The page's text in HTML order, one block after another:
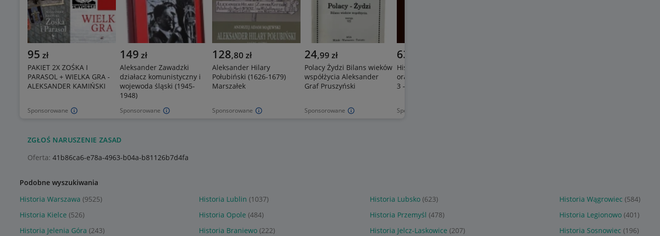
Sponsorowane
95 zł
PAKIET 2X ZOŚKA I
PARASOL + WIELKA GRA -
ALEKSANDER KAMIŃSKI
Sponsorowane
149 zł
Aleksander Zawadzki
działacz komunistyczny i
wojewoda śląski (1945-
1948)
Sponsorowane
128,80 zł
Aleksander Hilary
Połubiński (1626-1679)
Marszałek
Sponsorowane
24,99 zł
Polacy Żydzi Bilans wieków
współżycia Aleksander
Graf Pruszyński
Sponsorowane
63
Historia „końców świata”
oraz przepowiednie. Część
3 - Ireneusz Kamiński
ZGŁOŚ NARUSZENIE ZASAD
Oferta: 41b86ca6-e78a-4963-b04a-b81126b7d4fa
Podobne wyszukiwania
Historia Warszawa (9525) Historia Lublin (1037) Historia Lubsko (623) Historia Wągrowiec (584)
Historia Kielce (526) Historia Opole (484) Historia Przemyśl (478) Historia Legionowo (401)
Historia Jelenia Góra (243) Historia Braniewo (222) Historia Jelcz-Laskowice (207) Historia Sosnowiec (196)